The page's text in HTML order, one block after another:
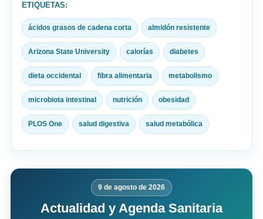
ETIQUETAS:
ácidos grasos de cadena corta almidón resistente
Arizona State University calorías diabetes
dieta occidental fibra alimentaria metabolismo
microbiota intestinal nutrición obesidad
PLOS One salud digestiva salud metabólica
9 de agosto de 2026
Actualidad y Agenda Sanitaria